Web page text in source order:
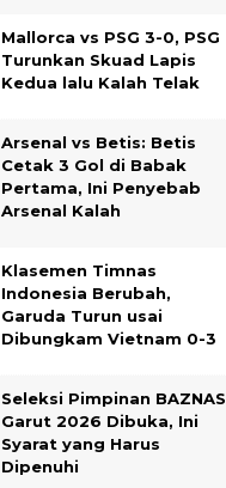
Mallorca vs PSG 3-0, PSG
Turunkan Skuad Lapis
Kedua lalu Kalah Telak
Arsenal vs Betis: Betis
Cetak 3 Gol di Babak
Pertama, Ini Penyebab
Arsenal Kalah
Klasemen Timnas
Indonesia Berubah,
Garuda Turun usai
Dibungkam Vietnam 0-3
Seleksi Pimpinan BAZNAS
Garut 2026 Dibuka, Ini
Syarat yang Harus
Dipenuhi